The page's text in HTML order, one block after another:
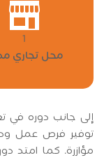
1
محل تجاري
إلى جانب دوره في
توفير فرص عمل
مؤازرة. كما امتد